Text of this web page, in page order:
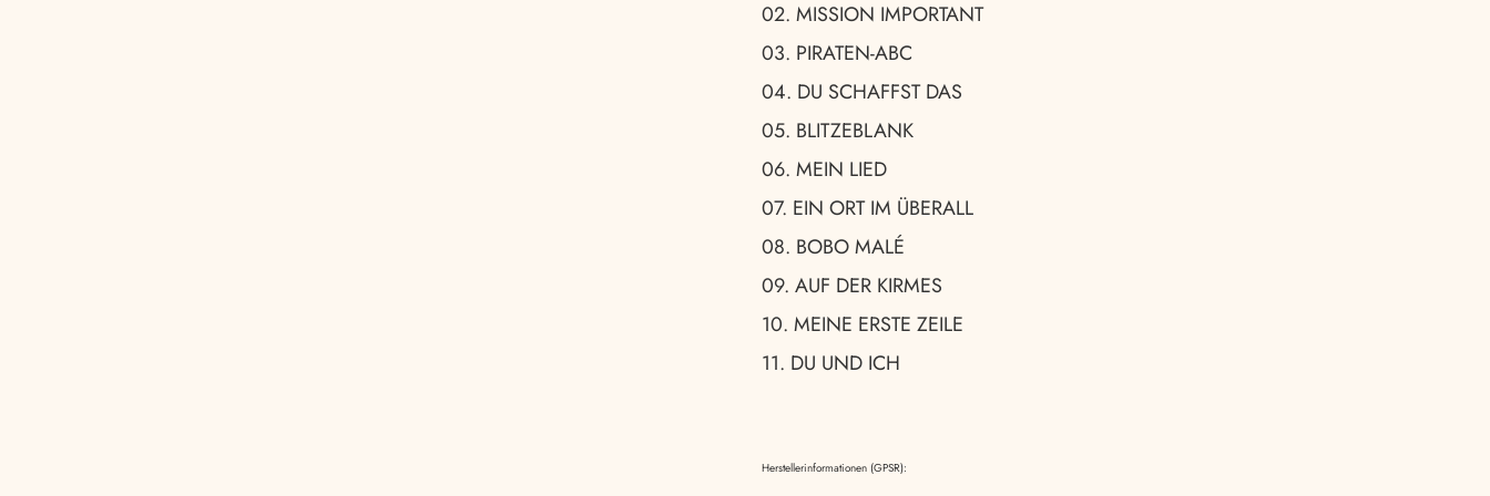
02. MISSION IMPORTANT
03. PIRATEN-ABC
04. DU SCHAFFST DAS
05. BLITZEBLANK
06. MEIN LIED
07. EIN ORT IM ÜBERALL
08. BOBO MALÉ
09. AUF DER KIRMES
10. MEINE ERSTE ZEILE
11. DU UND ICH
Herstellerinformationen (GPSR):